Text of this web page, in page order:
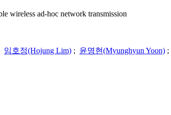
ad-hoc network transmission
임호정(Hojung Lim) ; 윤명현(Myunghyun Yoon) ;